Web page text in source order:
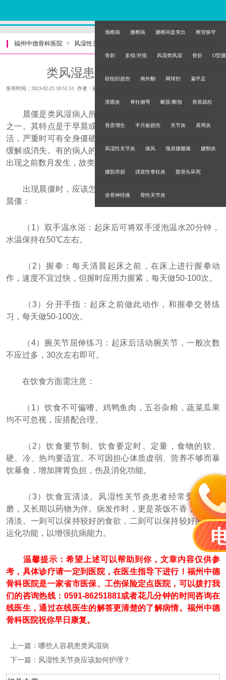
颈椎病 腰椎病 腰椎间盘突出 椎管狭窄
骨刺 多指/并指 风湿类风湿 骨折 O型腿
软组织损伤 拇外翻 网球肘 扁平足
滑膜炎 脊柱侧弯 断肢/断指 骨质疏松
骨质增生 半月板损伤 关节炎 肩周炎
风湿性关节炎 痛风 颈肩腰腿痛 腱鞘炎
腰肌劳损 强直性脊柱炎 股骨头坏死
坐骨神经痛 骨性关节炎
福州中德骨科医院 > 风湿性关节炎
类风湿患者如何应对晨僵
发布时间：2023-02-23 10:51:51 作者：福州中德骨科医院
晨僵是类风湿病人所必备的症状，也是诊断本病的依据
之一。其特点是于早晨或睡醒之后出现关节僵硬、活动不灵
活，严重时可有全身僵硬感，起床后经活动或温暖后，即觉
缓解或消失。有的病人的早晨全身僵硬感现象可在关节症状
出现之前数月发生，故类风湿又有晨僵病之称。
出现晨僵时，应该怎么办？做好以下动作可以帮助消除
晨僵：
（1）双手温水浴：起床后可将双手浸泡温水20分钟，
水温保持在50℃左右。
（2）握拳：每天清晨起床之前，在床上进行握拳动
作，速度不宜过快，但握时应用力握紧，每天做50-100次。
（3）分开手指：起床之前做此动作，和握拳交替练
习，每天做50-100次。
（4）腕关节屈伸练习：起床后活动腕关节，一般次数
不应过多，30次左右即可。
在饮食方面需注意：
（1）饮食不可偏嗜。鸡鸭鱼肉，五谷杂粮，蔬菜瓜果
均不可忽视，应搭配合理。
（2）饮食要节制。饮食要定时、定量，食物的软、
硬、冷、热均要适宜。不可因担心体质虚弱、营养不够而暴
饮暴食，增加脾胃负担，伤及消化功能。
（3）饮食宜清淡。风湿性关节炎患者经常受病痛折
磨，又长期以药物为伴。病发作时，更是茶饭不香，故食宜
清淡。一则可以保持较好的食欲，二则可以保持较好的脾胃
运化功能，以增强抗病能力。
温馨提示：希望上述可以帮助到你，文章内容仅供参
考，具体诊疗请一定到医院，在医生指导下进行！福州中德
骨科医院是一家省市医保、工伤保险定点医院，可以拨打我
们的咨询热线：0591-86251881或者花几分钟的时间咨询在
线医生，通过在线医生的解答更清楚的了解病情。福州中德
骨科医院祝你早日康复。
上一篇：哪些人容易患类风湿病
下一篇： 风湿性关节炎应该如何护理？